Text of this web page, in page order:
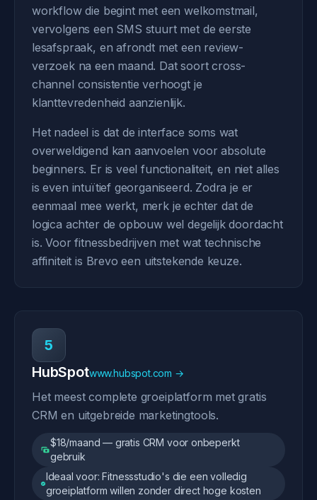
workflow die begint met een welkomstmail,
vervolgens een SMS stuurt met de eerste
lesafspraak, en afrondt met een review-
verzoek na een maand. Dat soort cross-
channel consistentie verhoogt je
klanttevredenheid aanzienlijk.
Het nadeel is dat de interface soms wat
overweldigend kan aanvoelen voor absolute
beginners. Er is veel functionaliteit, en niet alles
is even intuïtief georganiseerd. Zodra je er
eenmaal mee werkt, merk je echter dat de
logica achter de opbouw wel degelijk doordacht
is. Voor fitnessbedrijven met wat technische
affiniteit is Brevo een uitstekende keuze.
5
HubSpotwww.hubspot.com →
Het meest complete groeiplatform met gratis
CRM en uitgebreide marketingtools.
$18/maand — gratis CRM voor onbeperkt
gebruik
Ideaal voor: Fitnessstudio's die een volledig
groeiplatform willen zonder direct hoge kosten